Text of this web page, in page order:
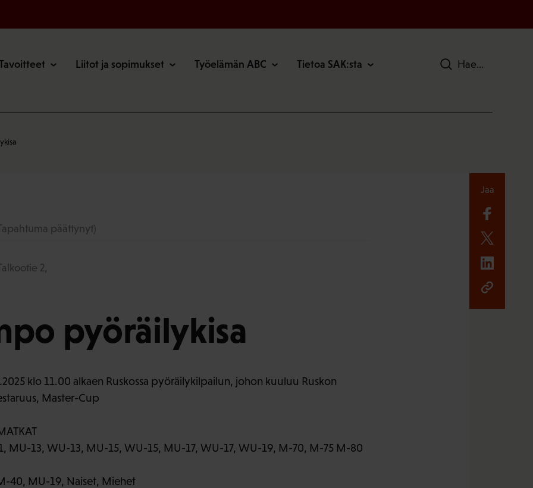
Liitot ja sopimukset Työelämän ABC Tietoa SAK:sta Hae
päättynyt)
2,
pyöräilykisa
klo 11.00 alkaen Ruskossa pyöräilykilpailun, johon kuuluu Ruskon
Master-Cup
MU-13, WU-13, MU-15, WU-15, MU-17, WU-17, WU-19, M-70, M-75 M-80
40, MU-19, Naiset, Miehet
Jaa